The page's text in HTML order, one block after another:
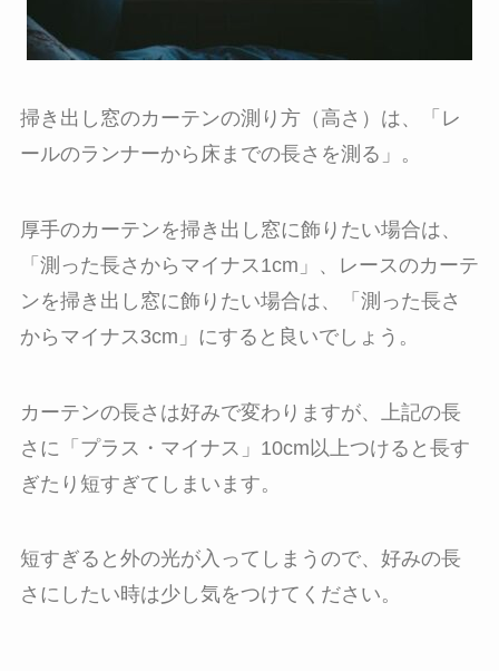
掃き出し窓のカーテンの測り方（高さ）は、「レ
ールのランナーから床までの長さを測る」。
厚手のカーテンを掃き出し窓に飾りたい場合は、
「測った長さからマイナス1cm」、レースのカーテ
ンを掃き出し窓に飾りたい場合は、「測った長さ
からマイナス3cm」にすると良いでしょう。
カーテンの長さは好みで変わりますが、上記の長
さに「プラス・マイナス」10cm以上つけると長す
ぎたり短すぎてしまいます。
短すぎると外の光が入ってしまうので、好みの長
さにしたい時は少し気をつけてください。